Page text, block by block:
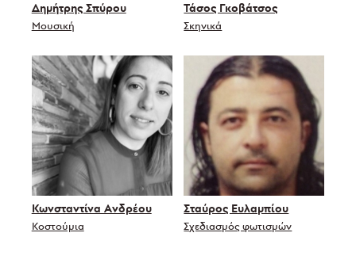
Δημήτρης Σπύρου
Μουσική
Τάσος Γκοβάτσος
Σκηνικά
Κωνσταντίνα Ανδρέου
Κοστούμια
Σταύρος Ευλαμπίου
Σχεδιασμός φωτισμών